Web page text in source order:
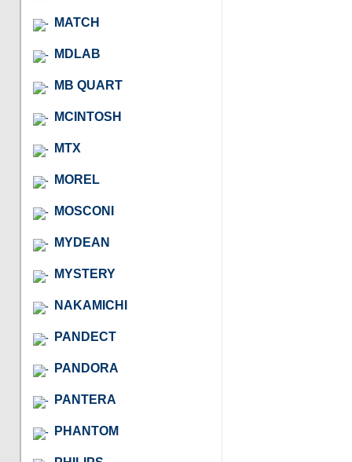
MATCH
MDLAB
MB QUART
MCINTOSH
MTX
MOREL
MOSCONI
MYDEAN
MYSTERY
NAKAMICHI
PANDECT
PANDORA
PANTERA
PHANTOM